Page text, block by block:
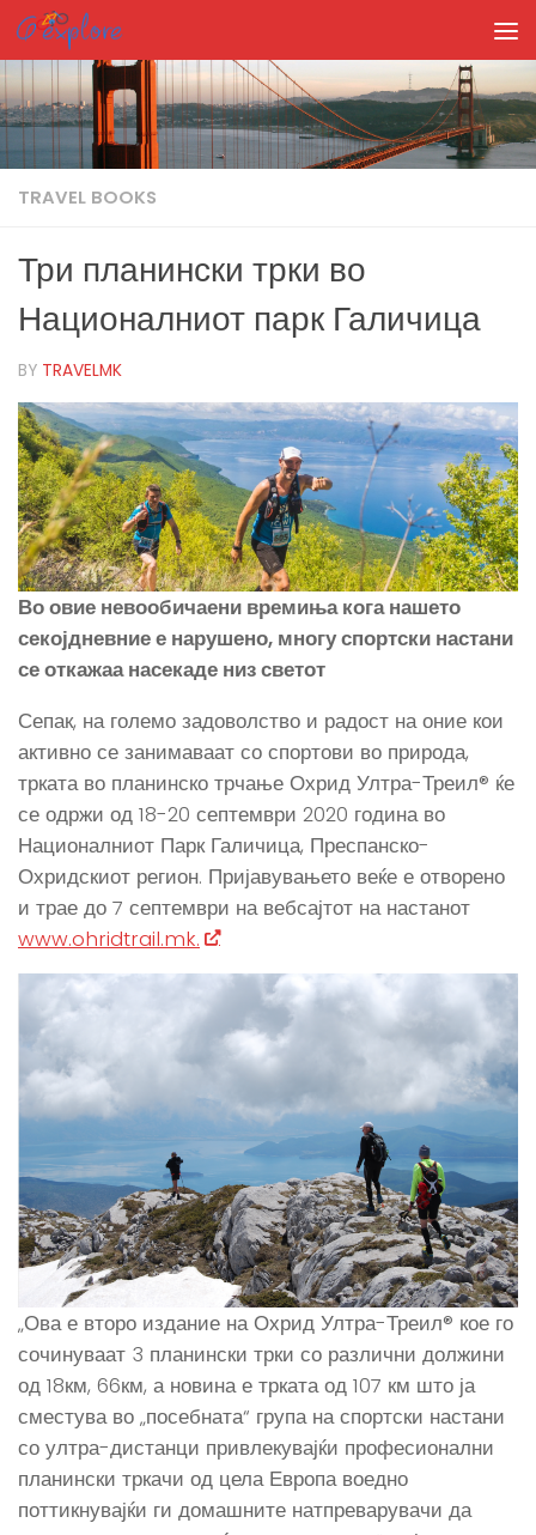
Skip to content
TRAVEL BOOKS
Три планински трки во
Националниот парк Галичица
BY TRAVELMK
Во овие невообичаени времиња кога нашето
секојдневние е нарушено, многу спортски настани
се откажаа насекаде низ светот
Сепак, на големо задоволство и радост на оние кои
активно се занимаваат со спортови во природа,
трката во планинско трчање Охрид Ултра-Треил® ќе
се одржи од 18-20 септември 2020 година во
Националниот Парк Галичица, Преспанско-
Охридскиот регион. Пријавувањето веќе е отворено
и трае до 7 септември на вебсајтот на настанот
www.ohridtrail.mk.
„Ова е второ издание на Охрид Ултра-Треил® кое го
сочинуваат 3 планински трки со различни должини
од 18км, 66км, а новина е трката од 107 км што ја
сместува во „посебната“ група на спортски настани
со ултра-дистанци привлекувајќи професионални
планински тркачи од цела Европа воедно
поттикнувајќи ги домашните натпреварувачи да